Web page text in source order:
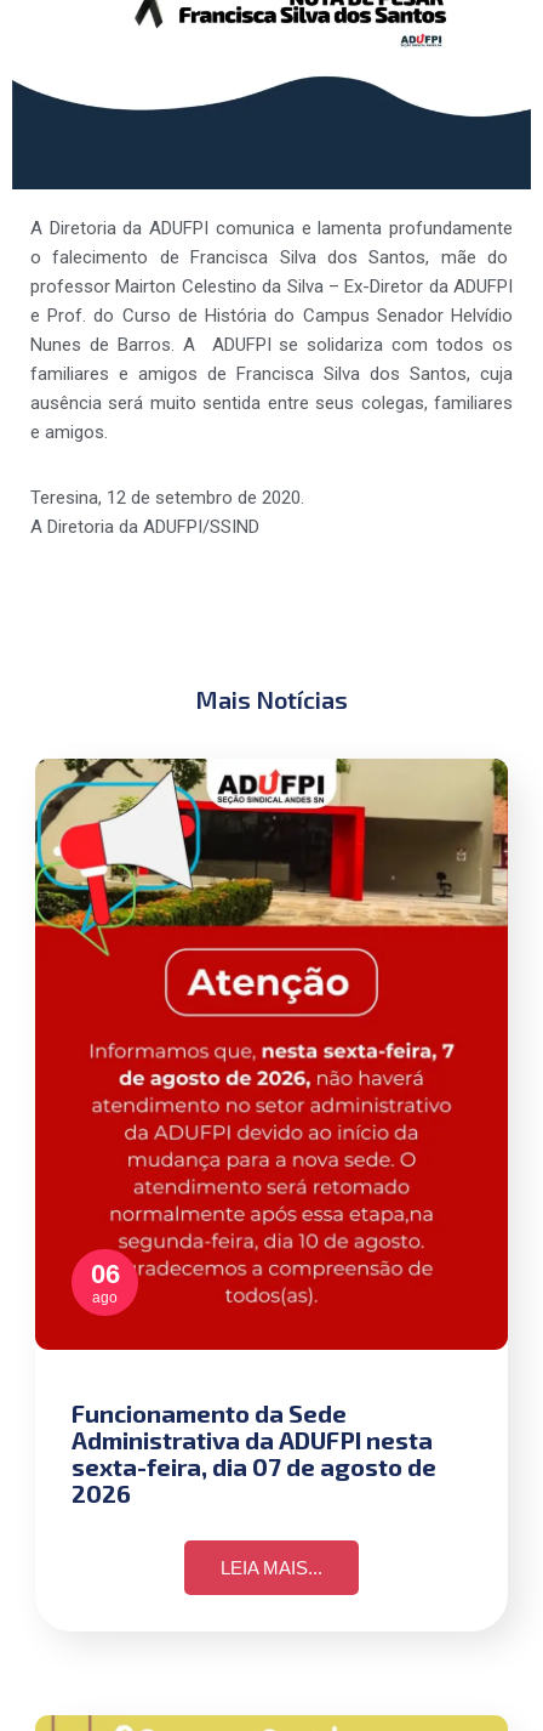
A Diretoria da ADUFPI comunica e lamenta profundamente
o falecimento de Francisca Silva dos Santos, mãe do
professor Mairton Celestino da Silva – Ex-Diretor da ADUFPI
e Prof. do Curso de História do Campus Senador Helvídio
Nunes de Barros. A ADUFPI se solidariza com todos os
familiares e amigos de Francisca Silva dos Santos, cuja
ausência será muito sentida entre seus colegas, familiares
e amigos.
Teresina, 12 de setembro de 2020.
A Diretoria da ADUFPI/SSIND
Mais Notícias
06
ago
Funcionamento da Sede
Administrativa da ADUFPI nesta
sexta-feira, dia 07 de agosto de
2026
LEIA MAIS...